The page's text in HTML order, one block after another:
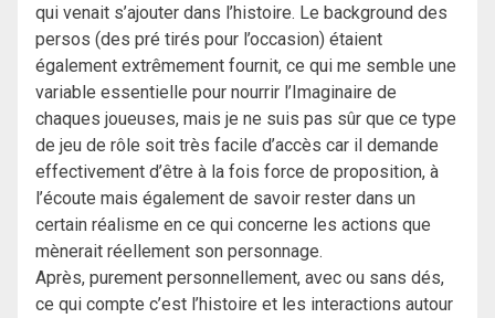
qui venait s’ajouter dans l’histoire. Le background des
persos (des pré tirés pour l’occasion) étaient
également extrêmement fournit, ce qui me semble une
variable essentielle pour nourrir l’Imaginaire de
chaques joueuses, mais je ne suis pas sûr que ce type
de jeu de rôle soit très facile d’accès car il demande
effectivement d’être à la fois force de proposition, à
l’écoute mais également de savoir rester dans un
certain réalisme en ce qui concerne les actions que
mènerait réellement son personnage.
Après, purement personnellement, avec ou sans dés,
ce qui compte c’est l’histoire et les interactions autour